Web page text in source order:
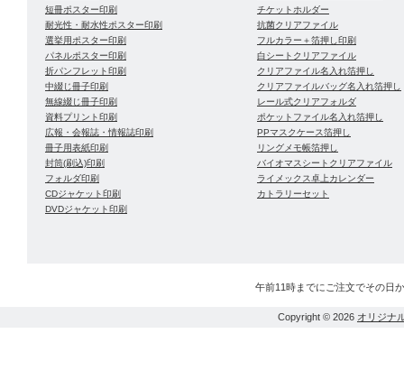
短冊ポスター印刷
耐光性・耐水性ポスター印刷
選挙用ポスター印刷
パネルポスター印刷
折パンフレット印刷
中綴じ冊子印刷
無線綴じ冊子印刷
資料プリント印刷
広報・会報誌・情報誌印刷
冊子用表紙印刷
封筒(刷込)印刷
フォルダ印刷
CDジャケット印刷
DVDジャケット印刷
チケットホルダー
抗菌クリアファイル
フルカラー＋箔押し印刷
白シートクリアファイル
クリアファイル名入れ箔押し
クリアファイルバッグ名入れ箔押し
レール式クリアフォルダ
ポケットファイル名入れ箔押し
PPマスクケース箔押し
リングメモ帳箔押し
バイオマスシートクリアファイル
ライメックス卓上カレンダー
カトラリーセット
午前11時までにご注文でその日
Copyright © 2026 オリジナ